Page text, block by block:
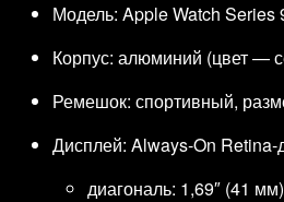
Модель: Apple Watch Series
Корпус: алюминий (цвет —
Ремешок: спортивный,
Дисплей: Always‑On
диагональ: 1,69″ (41